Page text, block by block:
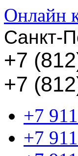
Онлайн
Санкт-
+7
+7
+7
+7